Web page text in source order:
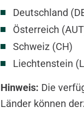
Deutschland
Österreich
Schweiz (CH)
Liechtenstein
Hinweis: Die
Länder können